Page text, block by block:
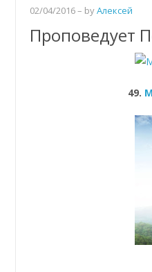
02/04/2016– byАлексей
Проповедует
49.